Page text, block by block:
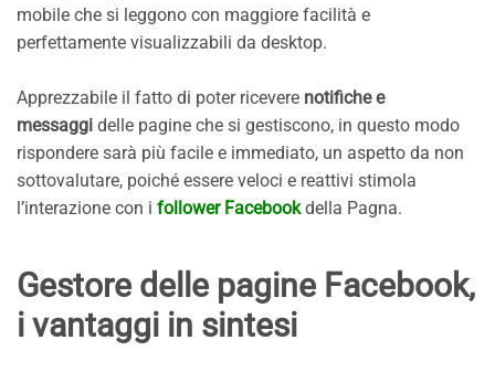
mobile che si leggono con maggiore facilità e
perfettamente visualizzabili da desktop.
Apprezzabile il fatto di poter ricevere notifiche e
messaggi delle pagine che si gestiscono, in questo modo
rispondere sarà più facile e immediato, un aspetto da non
sottovalutare, poiché essere veloci e reattivi stimola
l’interazione con i follower Facebookdella Pagna.
Gestore delle pagine Facebook,
i vantaggi in sintesi